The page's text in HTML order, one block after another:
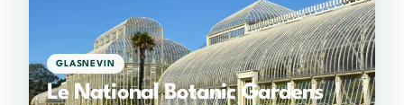
GLASNEVIN
Le National Botanic Gardens